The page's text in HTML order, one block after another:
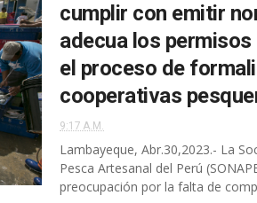
cumplir con emitir
adecua los permisos
el proceso de
cooperativas
9:17 A.M.
Lambayeque, Abr.30,2023.- La
Pesca Artesanal del Perú
preocupación por la falta de